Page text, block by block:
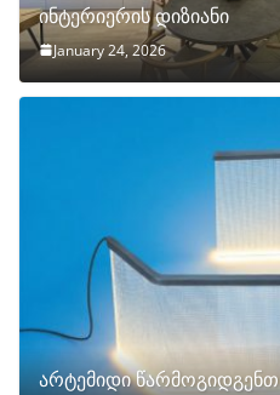
ინტერიერის დიზიანი
January 24, 2026
არტემიდი წარმოგიდგენთ